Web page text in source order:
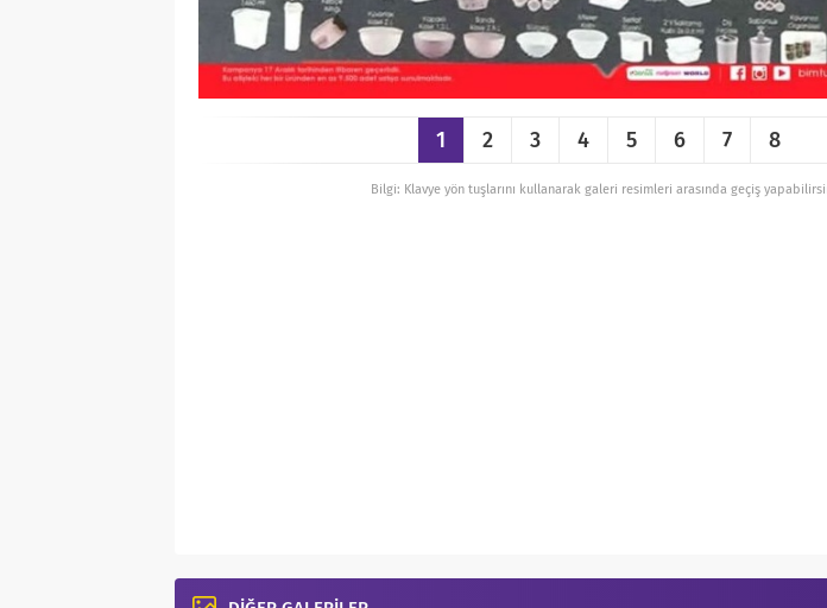
1 2 3 4 5 6 7 8
Bilgi: Klavye yön tuşlarını kullanarak galeri resimleri arasında geçiş